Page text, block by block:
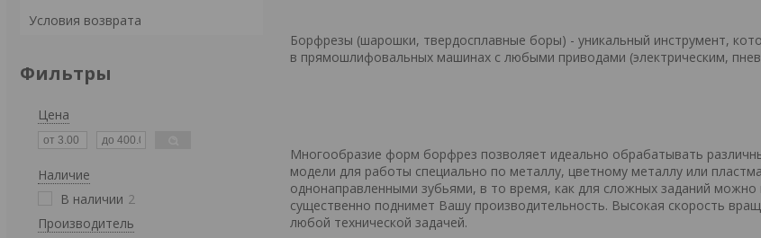
Условия возврата
Фильтры
Цена
Наличие
В наличии 2
Производитель
Борфрезы (шарошки, твердосплавные боры) - уникальный инструмент,
в прямошлифовальных машинах с любыми приводами (электрическим,
Многообразие форм борфрез позволяет идеально обрабатывать
модели для работы специально по металлу, цветному металлу или
однонаправленными зубьями, в то время, как для сложных заданий
существенно поднимет Вашу производительность. Высокая скорость
любой технической задачей.